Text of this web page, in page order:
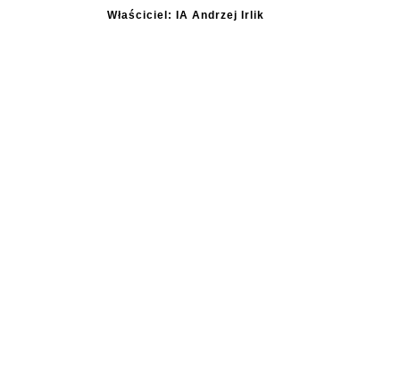
Właściciel: IA Andrzej Irlik